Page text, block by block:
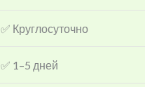
✅ Круглосуточно
✅ 1–5 дней